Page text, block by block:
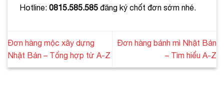
Hotline: 0815.585.585 đăng ký chốt đơn sớm nhé.
Đơn hàng mộc xây dựng
Nhật Bản – Tổng hợp từ A-Z
Đơn hàng bánh mì Nhật Bản
– Tìm hiểu A-Z